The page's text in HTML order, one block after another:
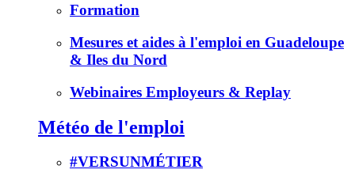
Formation
Mesures et aides à l'emploi en Guadeloupe
& Iles du Nord
Webinaires Employeurs & Replay
Météo de l'emploi
#VERSUNMÉTIER